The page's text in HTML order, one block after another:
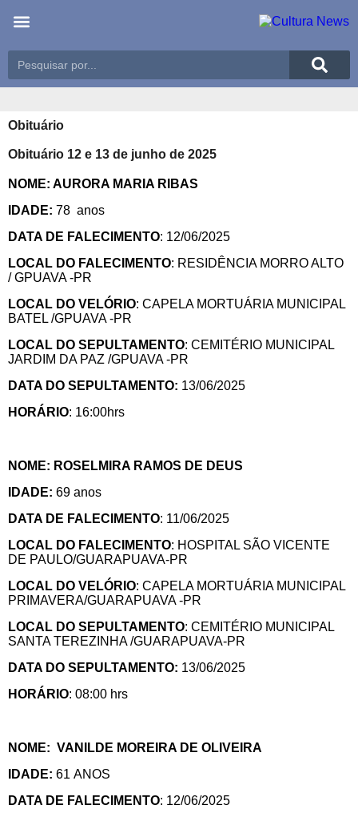
Obituário
Obituário 12 e 13 de junho de 2025
NOME: AURORA MARIA RIBAS
IDADE: 78 anos
DATA DE FALECIMENTO: 12/06/2025
LOCAL DO FALECIMENTO: RESIDÊNCIA MORRO ALTO
/ GPUAVA -PR
LOCAL DO VELÓRIO: CAPELA MORTUÁRIA MUNICIPAL
BATEL /GPUAVA -PR
LOCAL DO SEPULTAMENTO: CEMITÉRIO MUNICIPAL
JARDIM DA PAZ /GPUAVA -PR
DATA DO SEPULTAMENTO: 13/06/2025
HORÁRIO: 16:00hrs
NOME: ROSELMIRA RAMOS DE DEUS
IDADE: 69 anos
DATA DE FALECIMENTO: 11/06/2025
LOCAL DO FALECIMENTO: HOSPITAL SÃO VICENTE
DE PAULO/GUARAPUAVA-PR
LOCAL DO VELÓRIO: CAPELA MORTUÁRIA MUNICIPAL
PRIMAVERA/GUARAPUAVA -PR
LOCAL DO SEPULTAMENTO: CEMITÉRIO MUNICIPAL
SANTA TEREZINHA /GUARAPUAVA-PR
DATA DO SEPULTAMENTO: 13/06/2025
HORÁRIO: 08:00 hrs
NOME: VANILDE MOREIRA DE OLIVEIRA
IDADE: 61 ANOS
DATA DE FALECIMENTO: 12/06/2025